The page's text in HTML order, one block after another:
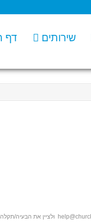
שירותים דף
ולציין את הבעיה/